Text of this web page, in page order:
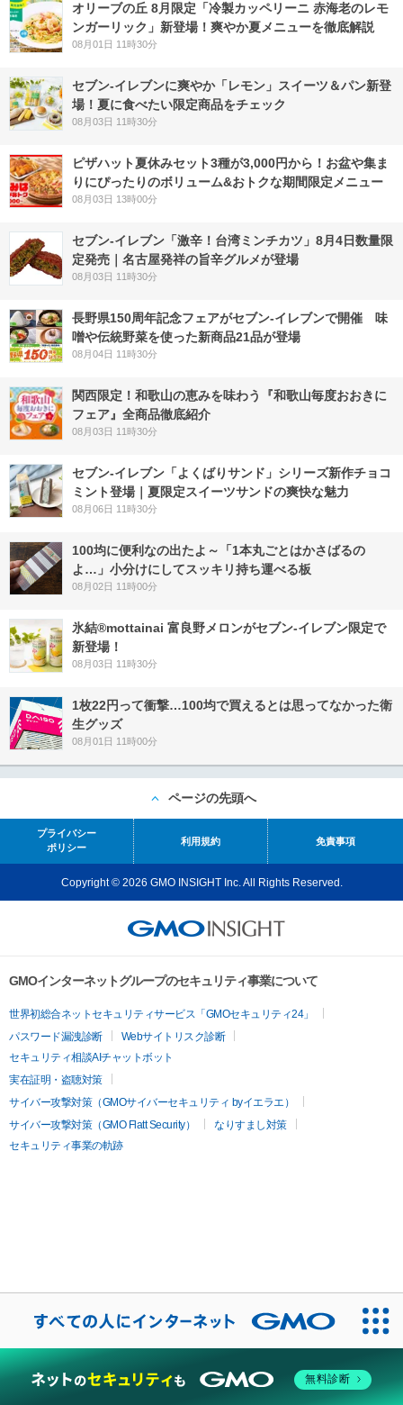
オリーブの丘 8月限定「冷製カッペリーニ 赤海老のレモ
ンガーリック」新登場！爽やか夏メニューを徹底解説
08月01日 11時30分
セブン‐イレブンに爽やか「レモン」スイーツ＆パン新登
場！夏に食べたい限定商品をチェック
08月03日 11時30分
ピザハット夏休みセット3種が3,000円から！お盆や集ま
りにぴったりのボリューム&おトクな期間限定メニュー
08月03日 13時00分
セブン-イレブン「激辛！台湾ミンチカツ」8月4日数量限
定発売｜名古屋発祥の旨辛グルメが登場
08月03日 11時30分
長野県150周年記念フェアがセブン-イレブンで開催 味
噌や伝統野菜を使った新商品21品が登場
08月04日 11時30分
関西限定！和歌山の恵みを味わう『和歌山毎度おおきに
フェア』全商品徹底紹介
08月03日 11時30分
セブン‐イレブン「よくばりサンド」シリーズ新作チョコ
ミント登場｜夏限定スイーツサンドの爽快な魅力
08月06日 11時30分
100均に便利なの出たよ～「1本丸ごとはかさばるの
よ…」小分けにしてスッキリ持ち運べる板
08月02日 11時00分
氷結®mottainai 富良野メロンがセブン‐イレブン限定で
新登場！
08月03日 11時30分
1枚22円って衝撃…100均で買えるとは思ってなかった衛
生グッズ
08月01日 11時00分
ページの先頭へ
プライバシー
ポリシー
利用規約 免責事項
Copyright © 2026 GMO INSIGHT Inc. All Rights Reserved.
GMOインターネットグループのセキュリティ事業について
世界初総合ネットセキュリティサービス「GMOセキュリティ24」
パスワード漏洩診断
Webサイトリスク診断
セキュリティ相談AIチャットボット
実在証明・盗聴対策
サイバー攻撃対策（GMOサイバーセキュリティ byイエラエ）
サイバー攻撃対策（GMO Flatt Security）
なりすまし対策
セキュリティ事業の軌跡
無料診断